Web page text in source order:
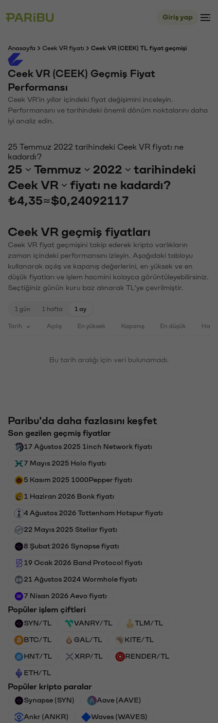
Giriş yap
Anasayfa Ceek VR fiyatı Ceek VR (CEEK) TL fiyat geçmişi
Ceek VR (CEEK) Geçmiş Fiyat
Performansı
Ceek VR'in yıllar içindeki fiyat değişimini inceleyin.
Performansını ve tarihindeki önemli dönüm noktalarını daha
iyi analiz edin.
25 Temmuz 2022 tarihindeki Ceek VR fiyatı ne
kadardı?
25 Temmuz 2022
tarihindeki
Ceek VR
fiyatı ne kadardı?
₺4,35≈$0,24092117
Ceek VR geçmiş fiyatları
Ceek VR fiyat geçmişini takip ederek kripto varlıkların
zaman içindeki performansını izleyin. Aşağıdaki tabloyu
kullanarak açılış ve kapanış değerlerini, en yüksek ve en
düşük fiyatları ve işlem hacmini kolayca görüntüleyebilirsiniz.
Seçtiğiniz günün kuru baz alınarak TL'ye çevrilmiştir.
1 gün 1 hafta 1 ay
Tarih Açılış En yüksek Kapanış En düşük
Bu tarih aralığı için veri bulunamadı.
Paribu'da daha fazlasını keşfet
Son gezilen geçmiş fiyatlar
17 Ağustos 2025 1inch Network fiyatı
7 Mayıs 2025 Holo fiyatı
5 Kasım 2025 1000Pepper fiyatı
1 Haziran 2026 Bonk fiyatı
4 Ağustos 2026 Tottenham Hotspur fiyatı
22 Mayıs 2025 Stellar fiyatı
8 Şubat 2026 Synapse fiyatı
19 Ocak 2026 Band Protocol fiyatı
21 Ağustos 2024 Wormhole fiyatı
7 Nisan 2026 Aevo fiyatı
Popüler işlem çiftleri
SYN/TL VANRY/TL TLM/TL
BTC/TL GAL/TL KITE/TL
HNT/TL XRP/TL RENDER/TL
ETH/TL
Popüler kripto paralar
Synapse (SYN) Aave (AAVE)
Ankr (ANKR) Waves (WAVES)